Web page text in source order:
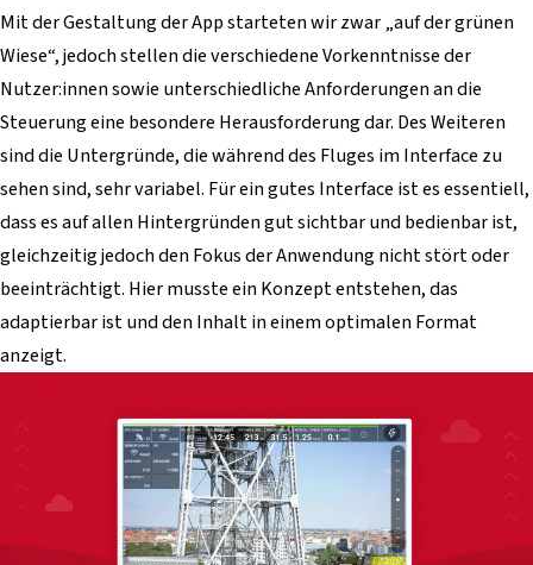
Mit der Gestaltung der App starteten wir zwar „auf der grünen
Wiese“, jedoch stellen die verschiedene Vorkenntnisse der
Nutzer:innen sowie unterschiedliche Anforderungen an die
Steuerung eine besondere Herausforderung dar. Des Weiteren
sind die Untergründe, die während des Fluges im Interface zu
sehen sind, sehr variabel. Für ein gutes Interface ist es essentiell,
dass es auf allen Hintergründen gut sichtbar und bedienbar ist,
gleichzeitig jedoch den Fokus der Anwendung nicht stört oder
beeinträchtigt. Hier musste ein Konzept entstehen, das
adaptierbar ist und den Inhalt in einem optimalen Format
anzeigt.